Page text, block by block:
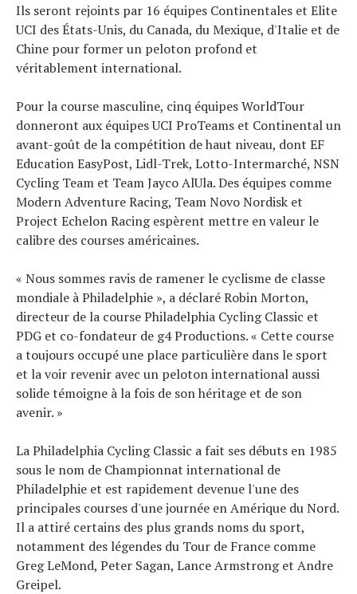
Ils seront rejoints par 16 équipes Continentales et Elite
UCI des États-Unis, du Canada, du Mexique, d'Italie et de
Chine pour former un peloton profond et
véritablement international.
Pour la course masculine, cinq équipes WorldTour
donneront aux équipes UCI ProTeams et Continental un
avant-goût de la compétition de haut niveau, dont EF
Education EasyPost, Lidl-Trek, Lotto-Intermarché, NSN
Cycling Team et Team Jayco AlUla. Des équipes comme
Modern Adventure Racing, Team Novo Nordisk et
Project Echelon Racing espèrent mettre en valeur le
calibre des courses américaines.
« Nous sommes ravis de ramener le cyclisme de classe
mondiale à Philadelphie », a déclaré Robin Morton,
directeur de la course Philadelphia Cycling Classic et
PDG et co-fondateur de g4 Productions. « Cette course
a toujours occupé une place particulière dans le sport
et la voir revenir avec un peloton international aussi
solide témoigne à la fois de son héritage et de son
avenir. »
La Philadelphia Cycling Classic a fait ses débuts en 1985
sous le nom de Championnat international de
Philadelphie et est rapidement devenue l'une des
principales courses d'une journée en Amérique du Nord.
Il a attiré certains des plus grands noms du sport,
notamment des légendes du Tour de France comme
Greg LeMond, Peter Sagan, Lance Armstrong et Andre
Greipel.